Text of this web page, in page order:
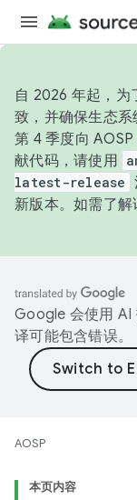
自 2026 年起，为
致，并确保生态
第 4 季度向
献代码，请使用
latest-release
新版本。如需了解
Google 会使用 AI
译可能包含错误。
AOSP
本页内容